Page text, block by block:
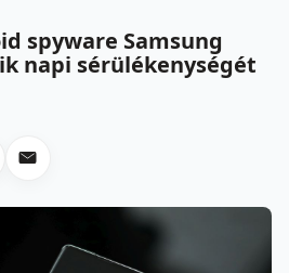
spyware Samsung
napi sérülékenységét
LinkedInen
X-en
Megosztas emailben